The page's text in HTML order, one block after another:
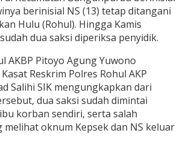
berinisial NS (13) tetap ditangani
Hulu (Rohul). Hingga Kamis
dua saksi diperiksa penyidik.
AKBP Pitoyo Agung Yuwono
Reskrim Polres Rohul AKP
Salihi SIK mengungkapkan dari
dua saksi sudah dimintai
korban sendiri, serta salah
oknum Kepsek dan NS keluar